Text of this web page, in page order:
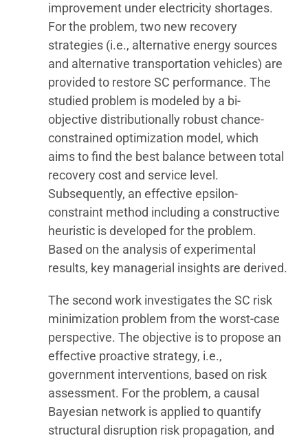
improvement under electricity shortages.
For the problem, two new recovery
strategies (i.e., alternative energy sources
and alternative transportation vehicles) are
provided to restore SC performance. The
studied problem is modeled by a bi-
objective distributionally robust chance-
constrained optimization model, which
aims to find the best balance between total
recovery cost and service level.
Subsequently, an effective epsilon-
constraint method including a constructive
heuristic is developed for the problem.
Based on the analysis of experimental
results, key managerial insights are derived.
The second work investigates the SC risk
minimization problem from the worst-case
perspective. The objective is to propose an
effective proactive strategy, i.e.,
government interventions, based on risk
assessment. For the problem, a causal
Bayesian network is applied to quantify
structural disruption risk propagation, and